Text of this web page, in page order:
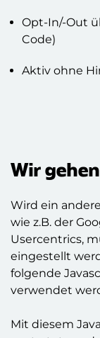
Opt-In/-Out
Code)
Aktiv ohne
Wir
Wird ein
wie z.B. der
Usercentrics,
eingestellt
folgende
verwendet
Mit diesem